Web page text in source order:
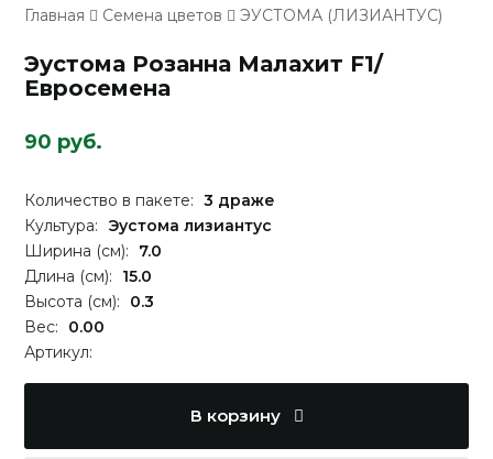
Главная Семена цветов ЭУСТОМА (ЛИЗИАНТУС)
Эустома Розанна Малахит F1/
Евросемена
90 руб.
Количество в пакете: 3 драже
Культура:
Эустома лизиантус
Ширина (см):
7.0
Длина (см):
15.0
Высота (см):
0.3
Вес:
0.00
Артикул:
В корзину